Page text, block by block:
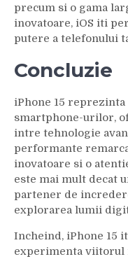
precum si o gama
inovatoare, iOS iti
putere a telefonului
Concluzie
iPhone 15
smartphone-urilor,
intre tehnologie
performante
inovatoare si o
este mai mult decat
partener de
explorarea lumii
Incheind, iPhone 15
experimenta viitorul